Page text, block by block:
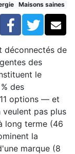
Maisons saines
Facebook
déconnectés de
des
le
des
options — et
veulent pas plus
long terme (46
la
marque (8